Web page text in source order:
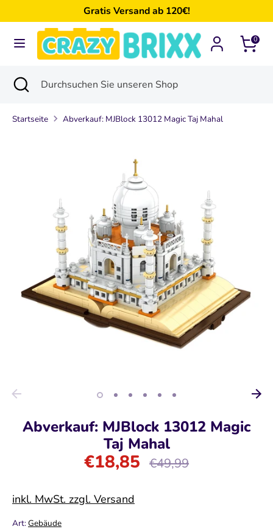
zum
Inhalt
Gratis Versand ab 120€!
0
SuchenDurchsuchen
unseren
SuchenDurchsuchen
unseren
Suche
schließen
Startseite Abverkauf: MJBlock 13012 Magic Taj Mahal
Abverkauf: MJBlock 13012 Magic
Taj Mahal
€18,85
Normaler
€49,99
inkl. MwSt. zzgl. Versand
Art:Gebäude